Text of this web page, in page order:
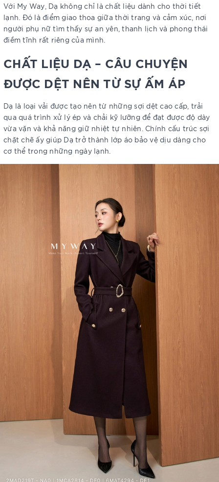
Với My Way, Dạ không chỉ là chất liệu dành cho thời tiết
lạnh. Đó là điểm giao thoa giữa thời trang và cảm xúc, nơi
người phụ nữ tìm thấy sự an yên, thanh lịch và phong thái
điềm tĩnh rất riêng của mình.
CHẤT LIỆU DẠ – CÂU CHUYỆN
ĐƯỢC DỆT NÊN TỪ SỰ ẤM ÁP
Dạ là loại vải được tạo nên từ những sợi dệt cao cấp, trải
qua quá trình xử lý ép và chải kỹ lưỡng để đạt được độ dày
vừa vặn và khả năng giữ nhiệt tự nhiên. Chính cấu trúc sợi
chặt chẽ ấy giúp Dạ trở thành lớp áo bảo vệ dịu dàng cho
cơ thể trong những ngày lạnh.